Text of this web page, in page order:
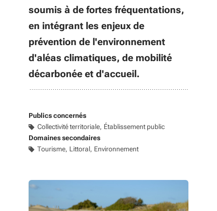
soumis à de fortes fréquentations,
en intégrant les enjeux de
prévention de l'environnement
d'aléas climatiques, de mobilité
décarbonée et d'accueil.
Publics concernés
Collectivité territoriale Établissement public
Domaines secondaires
Tourisme Littoral Environnement